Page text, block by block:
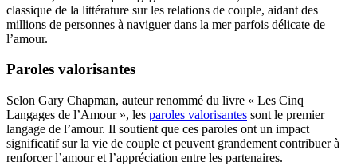
classique de la littérature sur les relations de couple, aidant des
millions de personnes à naviguer dans la mer parfois délicate de
l’amour.
Paroles valorisantes
Selon Gary Chapman, auteur renommé du livre « Les Cinq
Langages de l’Amour », les paroles valorisantes sont le premier
langage de l’amour. Il soutient que ces paroles ont un impact
significatif sur la vie de couple et peuvent grandement contribuer à
renforcer l’amour et l’appréciation entre les partenaires.